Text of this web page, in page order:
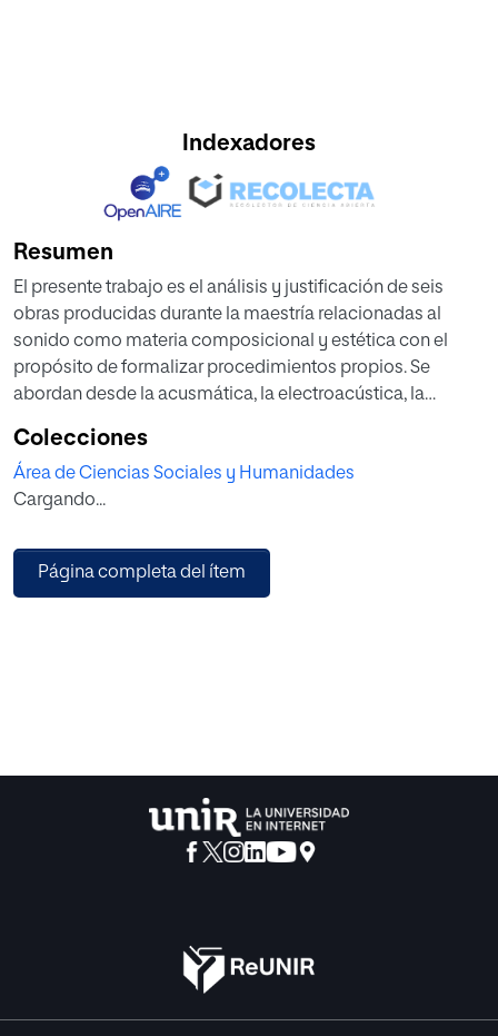
Indexadores
Resumen
El presente trabajo es el análisis y justificación de seis
obras producidas durante la maestría relacionadas al
sonido como materia composicional y estética con el
propósito de formalizar procedimientos propios. Se
abordan desde la acusmática, la electroacústica, la
La búsqueda de ampliar los márgenes expresivos
musicales componiendo desde la escucha y la sonoridad
los encontramos en C.Debussy, E.Varèse y los futuristas.
electroacústica han tenido un papel fundamental para
influenciar la composición instrumental. En el centro de
Colecciones
Área de Ciencias Sociales y Humanidades
Cargando...
Página completa del ítem